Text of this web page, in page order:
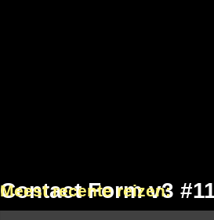
Contact Form v3
Meest recente reizen: